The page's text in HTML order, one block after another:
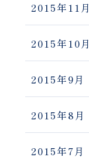
2015年11月
2015年10月
2015年9月
2015年8月
2015年7月